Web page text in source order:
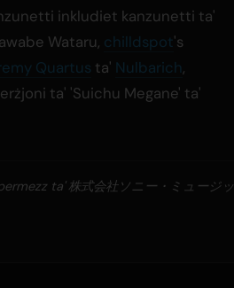
inkludiet kanzunetti ta'
Wataru, chilldspot's
Quartus ta' Nulbarich,
ta' 'Suichu Megane' ta'
ta' 株式会社ソニー・ミュージッ